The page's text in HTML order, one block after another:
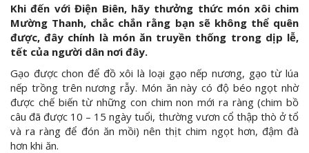
Khi đến với Điện Biên, hãy thưởng thức món xôi chim
Mường Thanh, chắc chắn rằng bạn sẽ không thể quên
được, đây chính là món ăn truyền thống trong dịp lễ,
tết của người dân nơi đây.
Gạo được chon để đồ xôi là loại gạo nếp nương, gạo từ lúa
nếp trồng trên nương rẫy. Món ăn này có độ béo ngọt nhờ
được chế biến từ những con chim non mới ra ràng (chim bồ
câu đã được 10 – 15 ngày tuổi, thường vươn cổ thập thò ở tổ
và ra ràng để đón ăn mồi) nên thịt chim ngọt hơn, đậm đà
hơn khi ăn.